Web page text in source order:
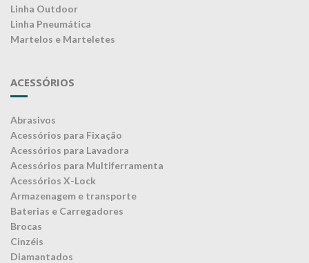
Linha Outdoor
Linha Pneumática
Martelos e Marteletes
ACESSÓRIOS
Abrasivos
Acessórios para Fixação
Acessórios para Lavadora
Acessórios para Multiferramenta
Acessórios X-Lock
Armazenagem e transporte
Baterias e Carregadores
Brocas
Cinzéis
Diamantados